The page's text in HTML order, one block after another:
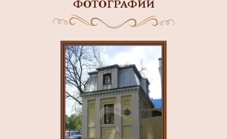
ФОТОГРАФИИ